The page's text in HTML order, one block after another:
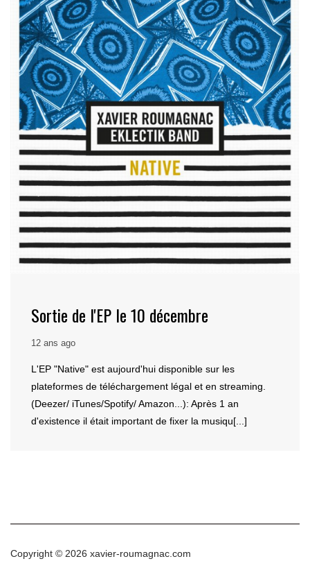
Sortie de l'EP le 10 décembre
12 ans ago
L'EP "Native" est aujourd'hui disponible sur les
plateformes de téléchargement légal et en streaming.
(Deezer/ iTunes/Spotify/ Amazon...): Après 1 an
d'existence il était important de fixer la musiqu[...]
Copyright © 2026 xavier-roumagnac.com